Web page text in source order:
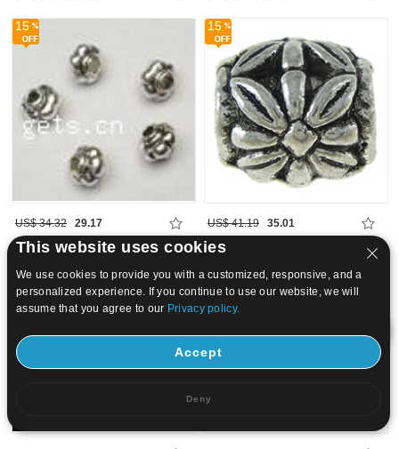
15
US$ 34.32 29.17
15
US$ 41.19 35.01
15 20
This website uses cookies
We use cookies to provide you with a customized, responsive, and a
personalized experience. If you continue to use our website, we will
assume that you agree to our Privacy policy.
Accept
Deny